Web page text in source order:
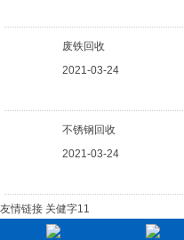
废铁回收
2021-03-24
不锈钢回收
2021-03-24
友情链接 关健字11